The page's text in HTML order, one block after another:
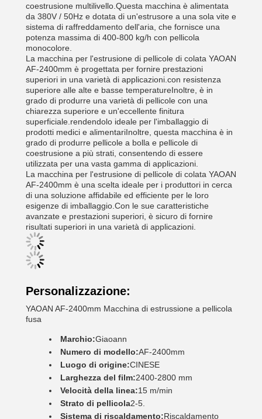
coestrusione multilivello.Questa macchina è alimentata
da 380V / 50Hz e dotata di un'estrusore a una sola vite e
sistema di raffreddamento dell'aria, che fornisce una
potenza massima di 400-800 kg/h con pellicola
monocolore.
La macchina per l'estrusione di pellicole di colata YAOAN
AF-2400mm è progettata per fornire prestazioni
superiori in una varietà di applicazioni.con resistenza
superiore alle alte e basse temperatureInoltre, è in
grado di produrre una varietà di pellicole con una
chiarezza superiore e un'eccellente finitura
superficiale.rendendolo ideale per l'imballaggio di
prodotti medici e alimentariInoltre, questa macchina è in
grado di produrre pellicole a bolla e pellicole di
coestrusione a più strati, consentendo di essere
utilizzata per una vasta gamma di applicazioni.
La macchina per l'estrusione di pellicole di colata YAOAN
AF-2400mm è una scelta ideale per i produttori in cerca
di una soluzione affidabile ed efficiente per le loro
esigenze di imballaggio.Con le sue caratteristiche
avanzate e prestazioni superiori, è sicuro di fornire
risultati superiori in una varietà di applicazioni.
Personalizzazione:
YAOAN AF-2400mm Macchina di estrussione a pellicola
fusa
Marchio:Giaoann
Numero di modello:AF-2400mm
Luogo di origine:CINESE
Larghezza del film:2400-2800 mm
Velocità della linea:15 m/min
Strato di pellicola2-5.
Sistema di riscaldamento:Riscaldamento